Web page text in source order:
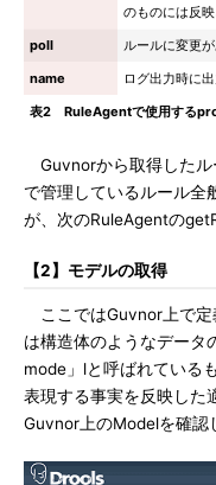
のものには反
poll
ルールに変更
name
ログ出力時に
表2 RuleAgentで使用する
Guvnorから取得したル
で管理しているルール全
が、次のRuleAgentの
【2】モデルの取得
ここではGuvnor上で定
は構造体のようなデー
mode」lと呼ばれている
表現する事実を反映した
Guvnor上のModelを確認